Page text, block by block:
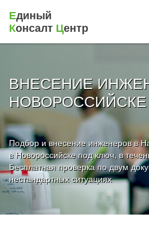
Единый
Консалт Центр
ВНЕСЕНИЕ
НОВОРОССИЙСКЕ
Подбор и внесение инженеров в
в Новороссийске под ключ, в
Бесплатная проверка по двум
нестандартных ситуациях